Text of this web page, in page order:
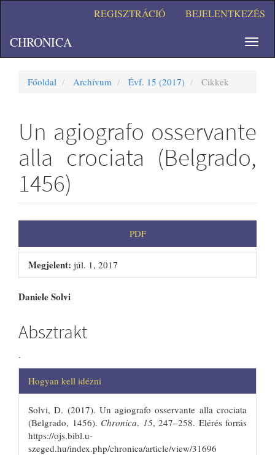
##plugins.themes.bootstrap3.accessible_menu.main_content##
REGISZTRÁCIÓ BEJELENTKEZÉS
CHRONICA
Főoldal Archívum Évf. 15 (2017) Cikkek
Un agiografo osservante
alla crociata (Belgrado,
1456)
PDF
Megjelent: júl. 1, 2017
Daniele Solvi
Absztrakt
.
Hogyan kell idézni
Solvi, D. (2017). Un agiografo osservante alla crociata
(Belgrado, 1456). Chronica, 15, 247–258. Elérés forrás
https://ojs.bibl.u-
szeged.hu/index.php/chronica/article/view/31696